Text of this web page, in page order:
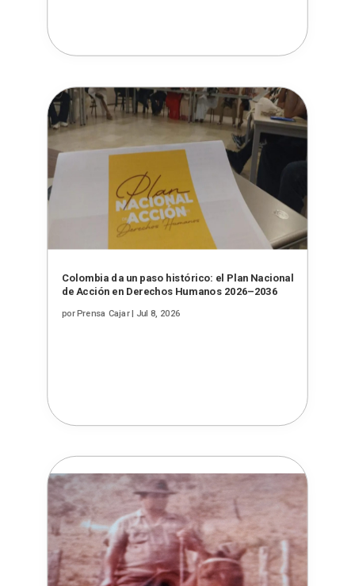
Colombia da un paso histórico: el Plan Nacional
de Acción en Derechos Humanos 2026–2036
porPrensa Cajar| Jul 8, 2026